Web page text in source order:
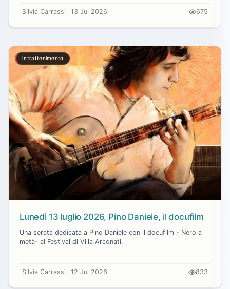
Silvia Carrassi 13 Jul 2026 675
Intrattenimento
Lunedì 13 luglio 2026, Pino Daniele, il docufilm
Una serata dedicata a Pino Daniele con il docufilm - Nero a
metà- al Festival di Villa Arconati.
Silvia Carrassi 12 Jul 2026 833